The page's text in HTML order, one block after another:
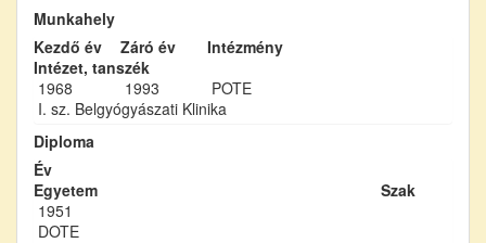
Munkahely
Kezdő év
Záró év
Intézmény
Intézet, tanszék
1968
1993
POTE
I. sz. Belgyógyászati Klinika
Diploma
Év
Egyetem
Szak
1951
DOTE